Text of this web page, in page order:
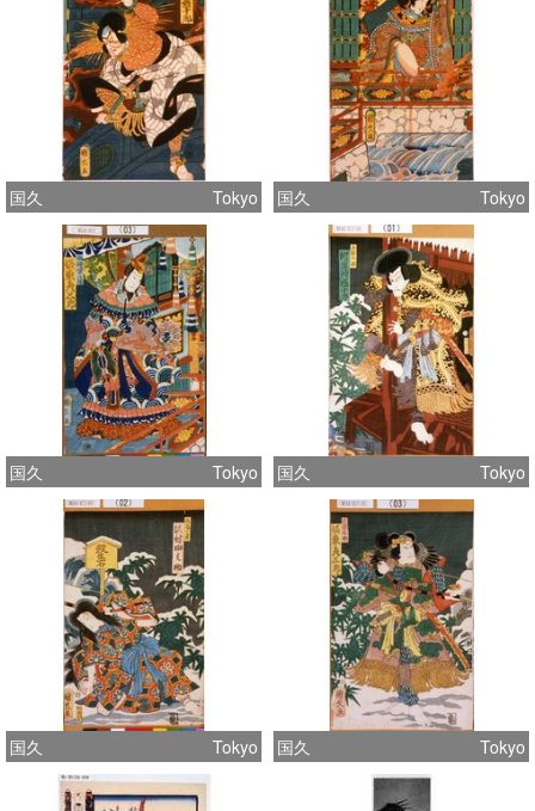
国久 Tokyo 国久 Tokyo
国久 Tokyo 国久 Tokyo
国久 Tokyo 国久 Tokyo